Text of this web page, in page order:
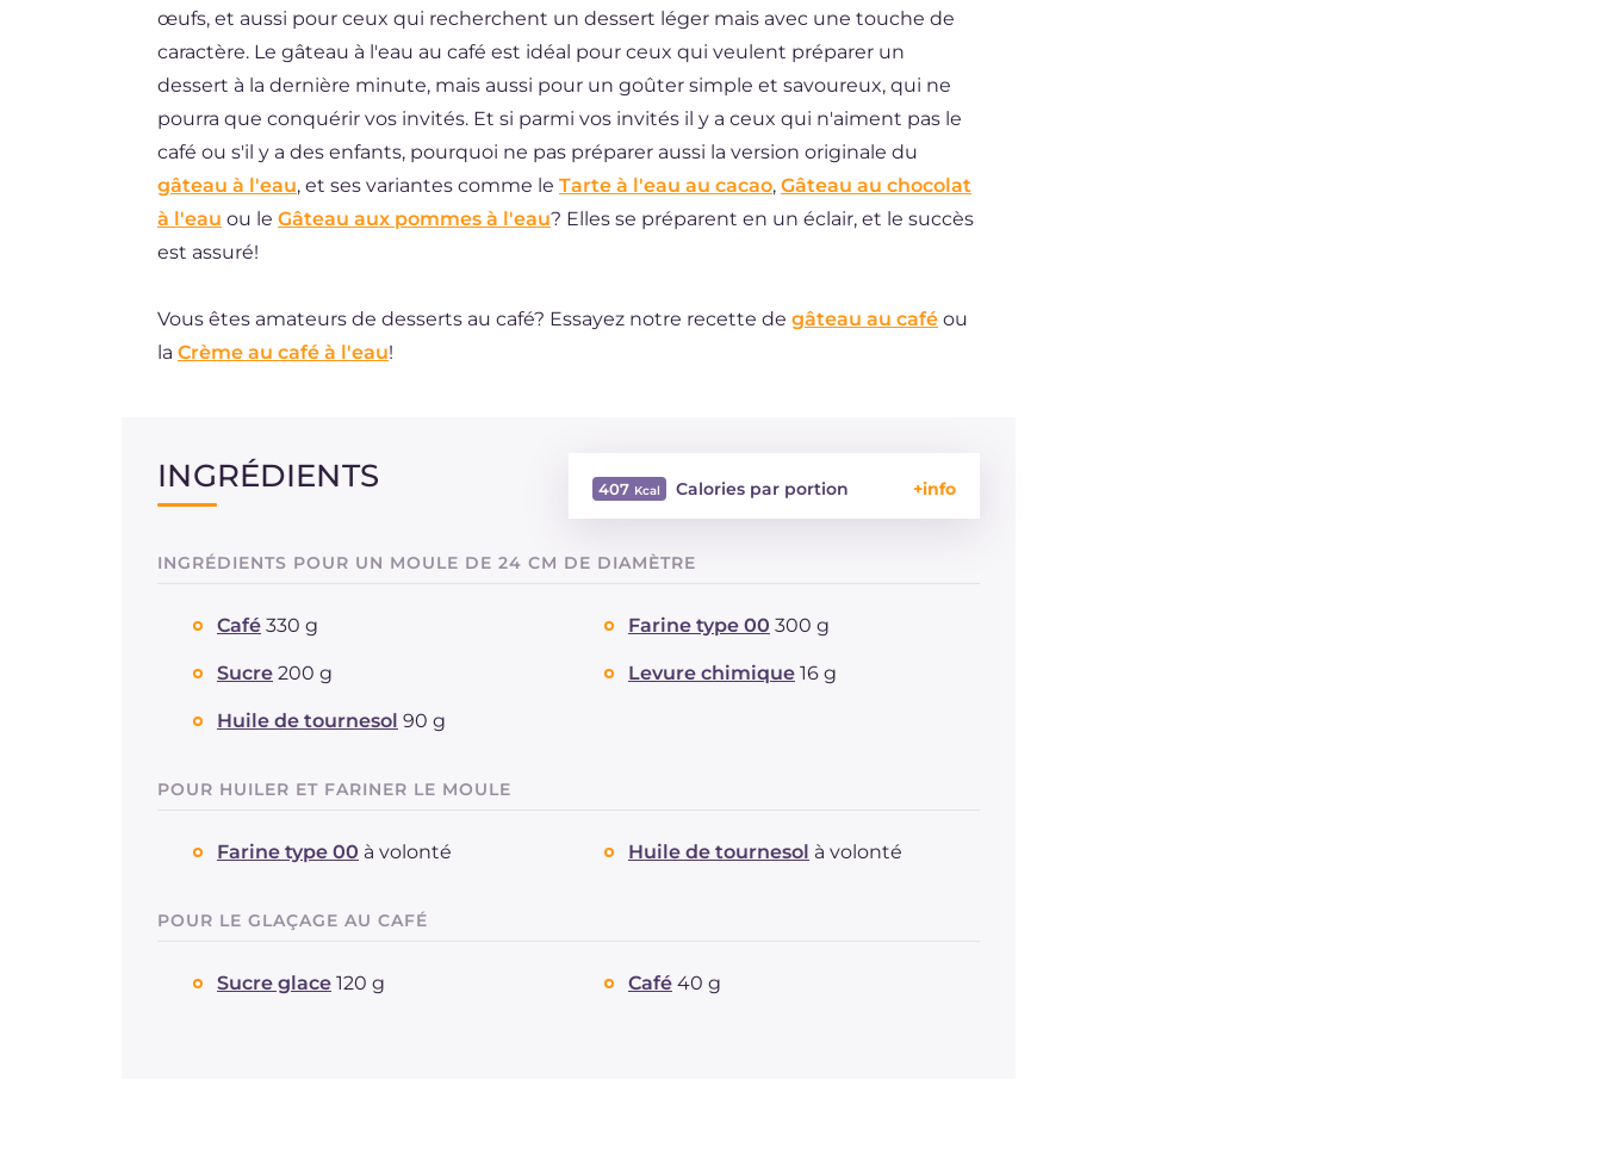
NL
œufs, et aussi pour ceux qui recherchent un dessert léger mais avec une touche de
caractère. Le gâteau à l'eau au café est idéal pour ceux qui veulent préparer un
dessert à la dernière minute, mais aussi pour un goûter simple et savoureux, qui ne
pourra que conquérir vos invités. Et si parmi vos invités il y a ceux qui n'aiment pas le
café ou s'il y a des enfants, pourquoi ne pas préparer aussi la version originale du
gâteau à l'eau, et ses variantes comme le Tarte à l'eau au cacao, Gâteau au chocolat
à l'eau ou le Gâteau aux pommes à l'eau? Elles se préparent en un éclair, et le succès
est assuré!
Vous êtes amateurs de desserts au café? Essayez notre recette de gâteau au café ou
la Crème au café à l'eau!
INGRÉDIENTS 407 Calories par portion
Glucides
Protéine
Graisses
dont acides gras saturés
INGRÉDIENTS POUR UN MOULE DE 24 CM DE DIAMÈTRE
Café 330 g Farine type 00 300 g
Sucre 200 g Levure chimique 16 g
Huile de tournesol 90 g
POUR HUILER ET FARINER LE MOULE
Farine type 00 à volonté Huile de tournesol à volonté
POUR LE GLAÇAGE AU CAFÉ
Sucre glace 120 g Café 40 g